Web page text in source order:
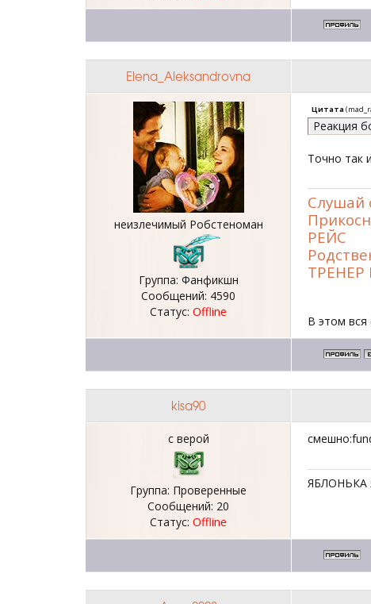
Elena_Aleksandrovna
неизлечимый Робстеноман
Группа: Фанфикшн
Сообщений: 4590
Статус: Offline
Цитата(
Реакция
Точно так
Слушай
РЕЙС
В этом вся
kisa90
с верой
Группа: Проверенные
Сообщений: 20
Статус: Offline
ЯБЛОНЬКА